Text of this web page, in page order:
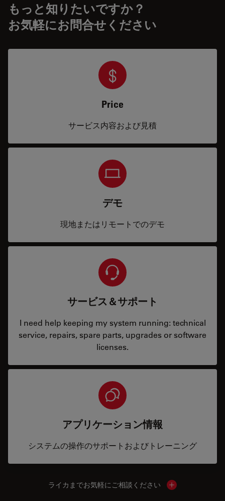
もっと知りたいですか？
お気軽にお問合せください
Price
サービス内容および見積
デモ
現地またはリモートでのデモ
サービス＆サポート
I need help keeping my system running: technical
service, repairs, spare parts, upgrades or software
licenses.
アプリケーション情報
システムの操作のサポートおよびトレーニング
ライカまでお気軽にご相談ください Show local